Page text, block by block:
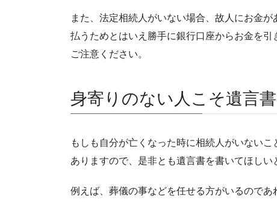
また、法定相続人がいない場合、故人にお金
払うためとはいえ勝手に銀行口座からお金を
ご注意ください。
身寄りのない人こそ遺言
もしも自分が亡くなった時に相続人がいない
ありますので、是非とも遺言書を書いてほしい
例えば、葬儀の事などを任せる方がいるので